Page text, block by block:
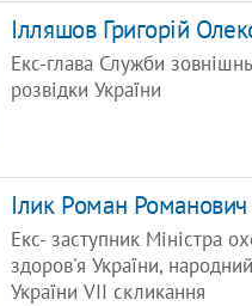
Ілляшов Григорій
Екс-глава Служби
розвідки України
​Ілик Роман Романович
Екс- заступник Міністра
здоров'я України,
України VII скликання